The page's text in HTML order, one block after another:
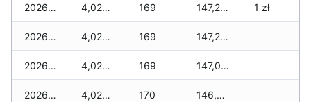
2026-05-31 4,026 zł 169 147,275 zł 1 zł
2026-05-30 4,026 zł 169 147,203 zł
2026-05-29 4,026 zł 169 147,099 zł
2026-05-28 4,026 zł 170 146,931 zł